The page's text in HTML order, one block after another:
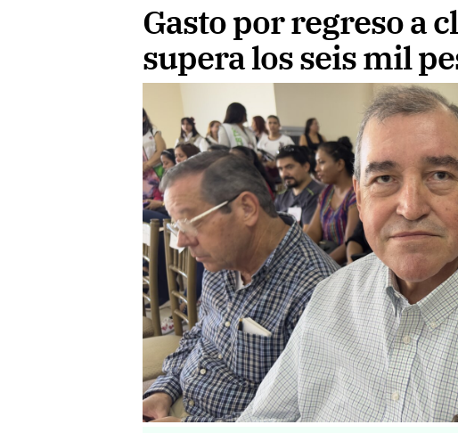
Gasto por regreso a
supera los seis mil